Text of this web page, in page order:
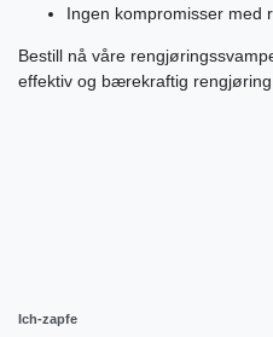
Ingen kompromisser med
Bestill nå våre
effektiv og bærekraftig
Ich-zapfe